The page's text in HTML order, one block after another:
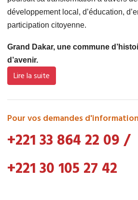
développement local, d’éducation,
participation citoyenne.
Grand Dakar, une commune
d’avenir.
Lire la suite
Pour vos demandes
+221 33 864 22 09/
+221 30 105 27 42